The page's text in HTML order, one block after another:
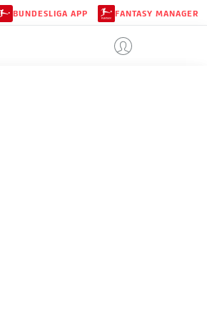
BUNDESLIGA APP FANTASY MANAGER